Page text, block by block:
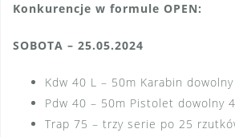
Konkurencje w formule OPEN:
SOBOTA – 25.05.2024
Kdw 40 L – 50m Karabin
Pdw 40 – 50m Pistolet dowolny
Trap 75 – trzy serie po 25